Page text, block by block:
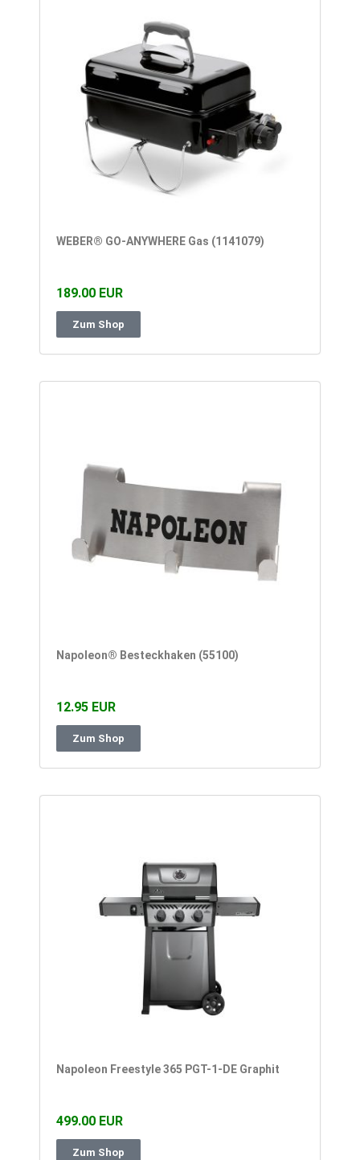
WEBER® GO-ANYWHERE Gas (1141079)
189.00 EUR
Zum Shop
Napoleon® Besteckhaken (55100)
12.95 EUR
Zum Shop
Napoleon Freestyle 365 PGT-1-DE Graphit
499.00 EUR
Zum Shop